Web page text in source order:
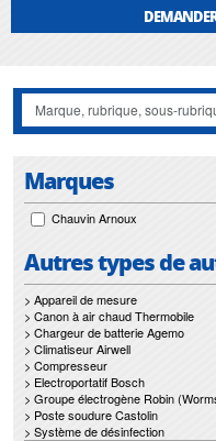
met également à votre
maintenance demesure de
contraintes sont un gage
de vos installations demesure
Marques
Chauvin Arnoux
Autres types de
> Appareil de mesure
> Canon à air chaud Thermobile
> Chargeur de batterie Agemo
> Climatiseur Airwell
> Compresseur
> Electroportatif Bosch
> Groupe électrogène Robin
> Poste soudure Castolin
> Système de désinfection